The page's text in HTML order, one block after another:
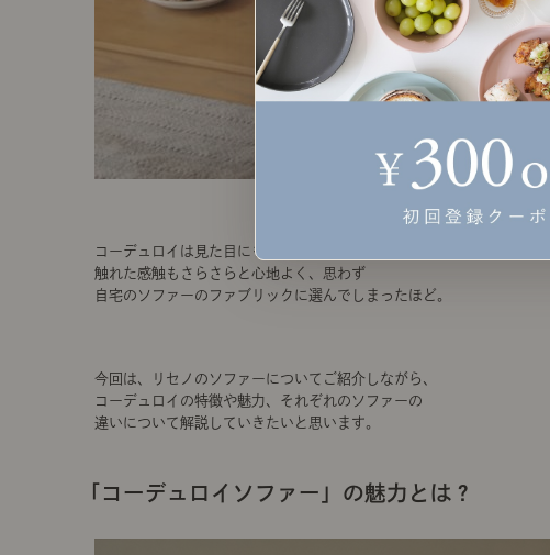
コーデュロイは見た目にも温かみがあって、
触れた感触もさらさらと心地よく、思わず
自宅のソファーのファブリックに選んでしまったほど。
今回は、リセノのソファーについてご紹介しながら、
コーデュロイの特徴や魅力、それぞれのソファーの
違いについて解説していきたいと思います。
「コーデュロイソファー」の魅力とは？